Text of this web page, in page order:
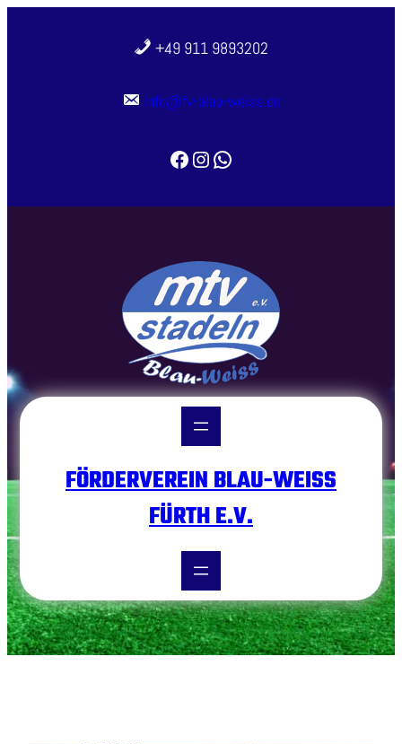
+49 911 9893202
info@fv-blau-weiss.de
Facebook Instagram WhatsApp
FÖRDERVEREIN BLAU-WEISS F
ÜRTH E.V.